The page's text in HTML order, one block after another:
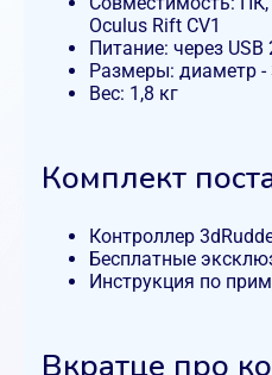
Oculus Rift CV1
Питание: через USB
Размеры: диаметр -
Вес: 1,8 кг
Комплект
Контроллер
Бесплатные
Инструкция по
Вкратце про